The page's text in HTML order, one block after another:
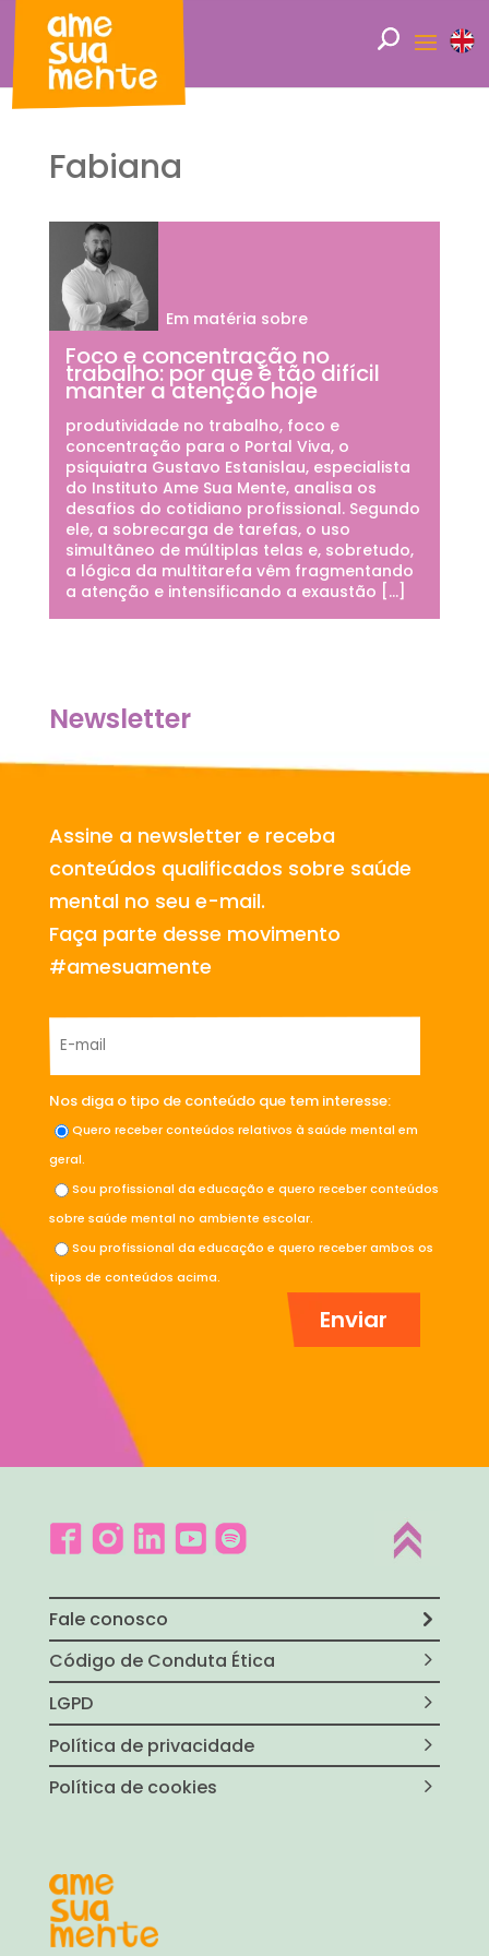
Fabiana
Foco e concentração no
trabalho: por que é tão difícil
manter a atenção hoje
Em matéria sobre
produtividade no trabalho, foco e
concentração para o Portal Viva, o
psiquiatra Gustavo Estanislau, especialista
do Instituto Ame Sua Mente, analisa os
desafios do cotidiano profissional. Segundo
ele, a sobrecarga de tarefas, o uso
simultâneo de múltiplas telas e, sobretudo,
a lógica da multitarefa vêm fragmentando
a atenção e intensificando a exaustão […]
Newsletter
Assine a newsletter e receba
conteúdos qualificados sobre saúde
mental no seu e-mail.
Faça parte desse movimento
#amesuamente
Nos diga o tipo de conteúdo que tem interesse:
Quero receber conteúdos relativos à saúde mental em
geral.
Sou profissional da educação e quero receber conteúdos
sobre saúde mental no ambiente escolar.
Sou profissional da educação e quero receber ambos os
tipos de conteúdos acima.
Fale conosco
Código de Conduta Ética
LGPD
Política de privacidade
Política de cookies